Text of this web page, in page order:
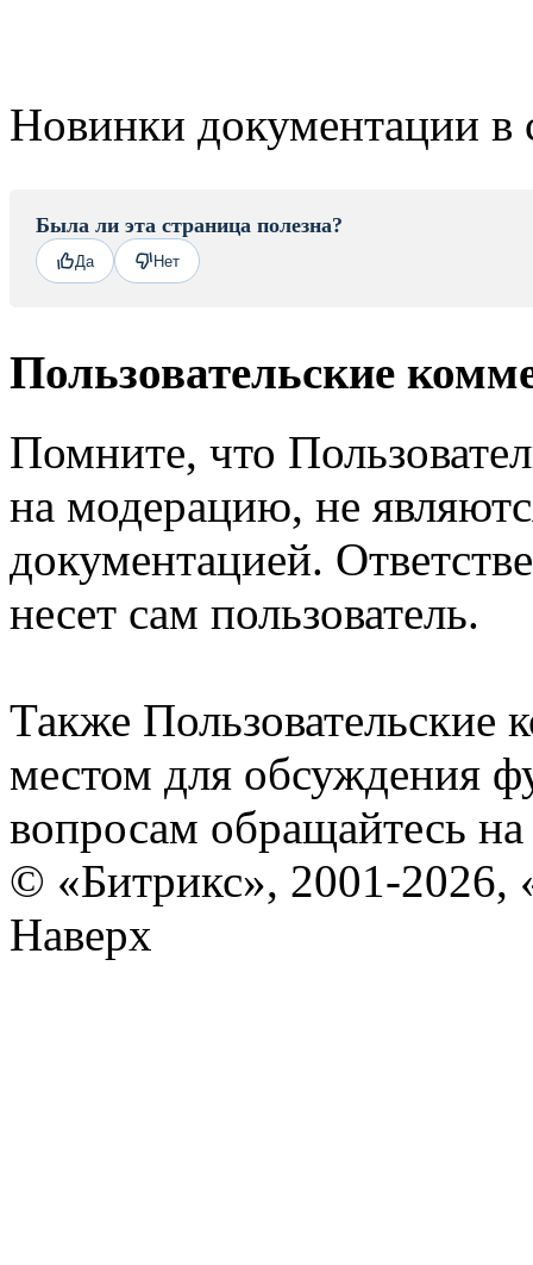
Новинки документации в
Была ли эта страница полезна?
Да Нет
Пользовательские
Помните, что
на модерацию, не
документацией.
несет сам пользователь.
Также Пользовательские
местом для обсуждения
вопросам обращайтесь
© «Битрикс», 2001-2026,
Наверх